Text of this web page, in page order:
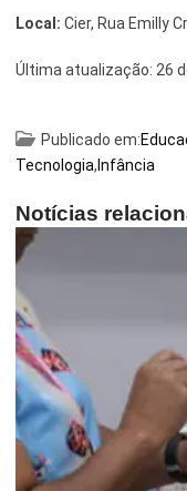
Local: Cier, Rua Emilly
Última atualização: 26
Publicado em:
Tecnologia, Infância
Notícias